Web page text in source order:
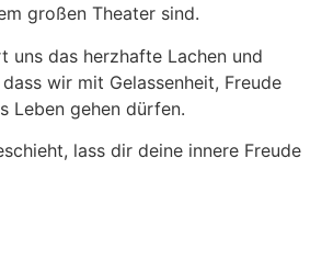
großen Theater sind.
uns das herzhafte Lachen und
wir mit Gelassenheit, Freude
Leben gehen dürfen.
lass dir deine innere Freude